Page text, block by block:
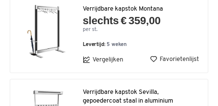
Verrijdbare kapstok Montana
slechts € 359,00
per st.
Levertijd: 5 weken
Vergelijken Favorietenlijst
Verrijdbare kapstok Sevilla,
gepoedercoat staal in aluminium